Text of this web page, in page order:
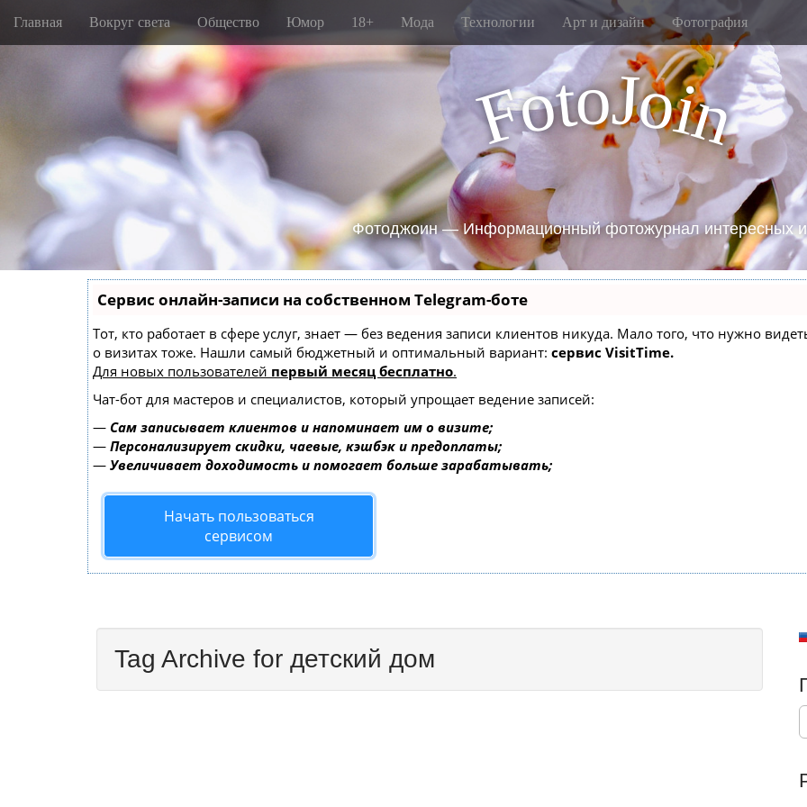
i
n
Главная Вокруг света Общество Юмор 18+ Мода Технологии Арт и дизайн Фотография
FotoJoin
Фотоджоин — Информационный фотожурнал интересных
Сервис онлайн-записи на собственном Telegram-боте
Тот, кто работает в сфере услуг, знает — без ведения записи клиентов никуда. Мало того, что нужно
о визитах тоже. Нашли самый бюджетный и оптимальный вариант: сервис VisitTime.
Для новых пользователей первый месяц бесплатно.
Чат-бот для мастеров и специалистов, который упрощает ведение записей:
— Сам записывает клиентов и напоминает им о визите;
— Персонализирует скидки, чаевые, кэшбэк и предоплаты;
— Увеличивает доходимость и помогает больше зарабатывать;
Начать пользоваться
сервисом
Tag Archive for детский дом
S
e
c